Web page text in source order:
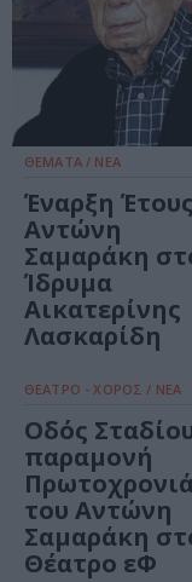
ΘΕΜΑΤΑ / ΝΕΑ
Έναρξη Έτους
Αντώνη
Σαμαράκη
Ίδρυμα
Αικατερίνης
Λασκαρίδη
ΘΕΑΤΡΟ - ΧΟΡΟΣ / ΝΕΑ
Οδός
παραμονή
του Αντώνη
Σαμαράκη
Θέατρο εΦ